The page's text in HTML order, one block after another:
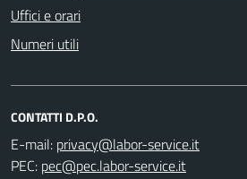
Uffici e orari
Numeri utili
CONTATTI D.P.O.
E-mail:
PEC: